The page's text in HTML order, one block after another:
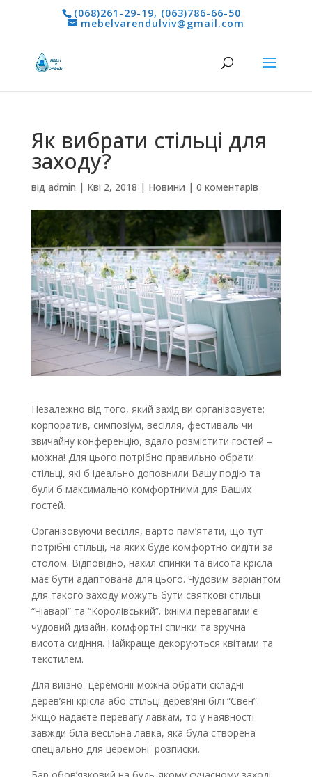
(068)261-29-19, (063)786-66-50
mebelvarendulviv@gmail.com
Як вибрати стільці для
заходу?
від admin | Кві 2, 2018 | Новини | 0 коментарів
Незалежно від того, який захід ви організовуєте:
корпоратив, симпозіум, весілля, фестиваль чи
звичайну конференцію, вдало розмістити гостей –
можна! Для цього потрібно правильно обрати
стільці, які б ідеально доповнили Вашу подію та
були б максимально комфортними для Ваших
гостей.
Організовуючи весілля, варто пам’ятати, що тут
потрібні стільці, на яких буде комфортно сидіти за
столом. Відповідно, нахил спинки та висота крісла
має бути адаптована для цього. Чудовим варіантом
для такого заходу можуть бути святкові стільці
“Чіаварі” та “Королівський”. Їхніми перевагами є
чудовий дизайн, комфортні спинки та зручна
висота сидіння. Найкраще декоруються квітами та
текстилем.
Для виїзної церемонії можна обрати складні
дерев’яні крісла або стільці дерев’яні білі “Свен”.
Якщо надаєте перевагу лавкам, то у наявності
завжди біла весільна лавка, яка була створена
спеціально для церемонії розписки.